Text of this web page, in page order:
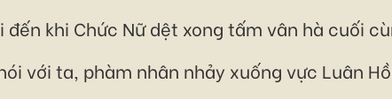
đến khi Chức Nữ dệt xong tấm vân hà cuối
với ta, phàm nhân nhảy xuống vực Luân